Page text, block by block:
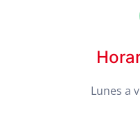
Lunes a